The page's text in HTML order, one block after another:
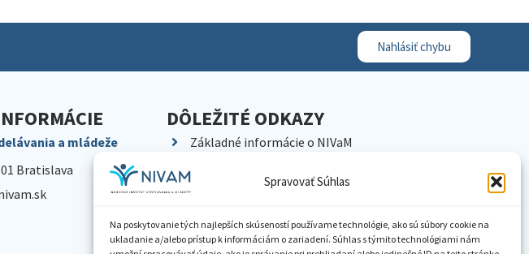
Spravovať Súhlas
Na poskytovanie tých najlepších skúseností používame technológie, ako sú súbory cookie na
ukladanie a/alebo prístup k informáciám o zariadení. Súhlas s týmito technológiami nám
Nahlásiť chybu
a mládeže
Bratislava
DÔLEŽITÉ ODKAZY
Základné informácie o NIVaM
Kariéra
Pracoviská NIVaM